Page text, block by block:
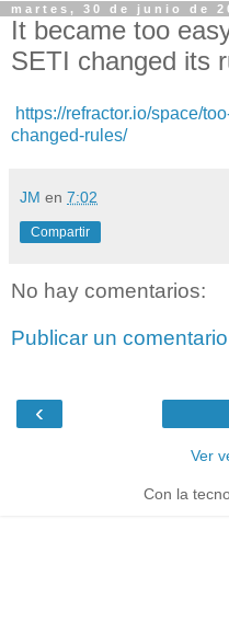
martes, 30 de junio de
It became too
SETI changed its
https://refractor.io/space/
changed-rules/
JM en 7:02
Compartir
No hay comentarios:
Publicar un comentario
‹
Ver
Con la